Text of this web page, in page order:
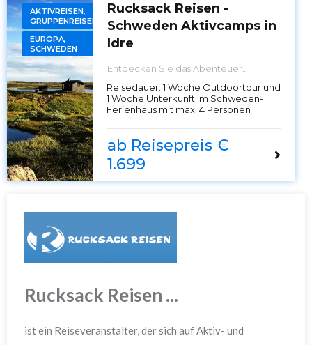
AKTIVREISEN,
GRUPPENREISEN
EUROPA,
SCHWEDEN
Rucksack Reisen -
Schweden Aktivcamps in
Idre
Entdecken Sie das Abenteuer
Genießen Sie eine Woche voller
Outdoor-Aktivitäten, von
Wanderungen über Kanutouren bis
Buchen Sie jetzt Ihre unvergessliche
Reise!
Reisedauer: 1 Woche Outdoortour und
1 Woche Unterkunft im Schweden-
Ferienhaus mit max. 4 Personen
ab Reisepreis €
1.699
Rucksack Reisen ...
ist ein Reiseveranstalter, der sich auf Aktiv- und